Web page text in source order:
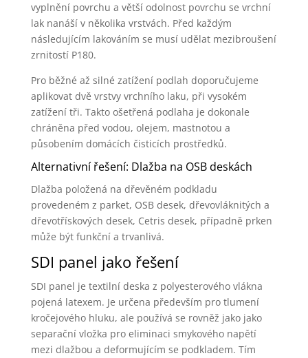
vyplnění povrchu a větší odolnost povrchu se vrchní
lak nanáší v několika vrstvách. Před každým
následujícím lakováním se musí udělat mezibroušení
zrnitostí P180.
Pro běžné až silné zatížení podlah doporučujeme
aplikovat dvě vrstvy vrchního laku, při vysokém
zatížení tři. Takto ošetřená podlaha je dokonale
chráněna před vodou, olejem, mastnotou a
působením domácích čisticích prostředků.
Alternativní řešení: Dlažba na OSB deskách
Dlažba položená na dřevěném podkladu
provedeném z parket, OSB desek, dřevovláknitých a
dřevotřískových desek, Cetris desek, případně prken
může být funkční a trvanlivá.
SDI panel jako řešení
SDI panel je textilní deska z polyesterového vlákna
pojená latexem. Je určena především pro tlumení
kročejového hluku, ale používá se rovněž jako jako
separační vložka pro eliminaci smykového napětí
mezi dlažbou a deformujícím se podkladem. Tím